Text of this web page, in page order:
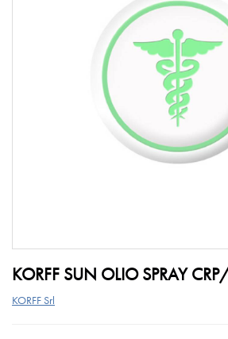
KORFF SUN OLIO SPRAY
KORFF Srl